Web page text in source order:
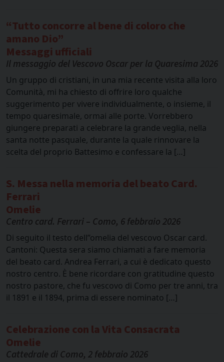
“Tutto concorre al bene di coloro che
amano Dio”
Messaggi ufficiali
Il messaggio del Vescovo Oscar per la Quaresima 2026
Un gruppo di cristiani, in una mia recente visita alla loro
Comunità, mi ha chiesto di offrire loro qualche
suggerimento per vivere individualmente, o insieme, il
tempo quaresimale, ormai alle porte. Vorrebbero
giungere preparati a celebrare la grande veglia, nella
santa notte pasquale, durante la quale rinnovare la
scelta del proprio Battesimo e confessare la […]
S. Messa nella memoria del beato Card.
Ferrari
Omelie
Centro card. Ferrari – Como, 6 febbraio 2026
Di seguito il testo dell”omelia del vescovo Oscar card.
Cantoni: Questa sera siamo chiamati a fare memoria
del beato card. Andrea Ferrari, a cui è dedicato questo
nostro centro. È bene ricordare con gratitudine questo
nostro pastore, che fu vescovo di Como per tre anni, tra
il 1891 e il 1894, prima di essere nominato […]
Celebrazione con la Vita Consacrata
Omelie
Cattedrale di Como, 2 febbraio 2026